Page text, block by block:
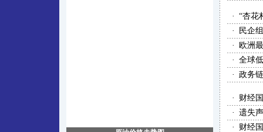
· “杏花
·
民企
·
欧洲
· 全球
· 政务
·
财经
· 遗失
·
财经